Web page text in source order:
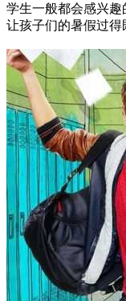
学生一般都会感兴趣
让孩子们的暑假过得